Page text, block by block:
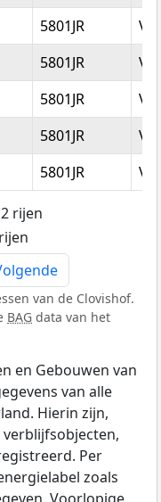
5801JR
5801JR
5801JR
5801JR
5801JR
rijen
rijen
van de Clovishof.
BAG data van het
en Gebouwen van
van alle
Hierin zijn,
verblijfsobjecten,
Per
zoals